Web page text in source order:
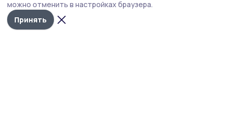
можно отменить в настройках браузера.
Принять